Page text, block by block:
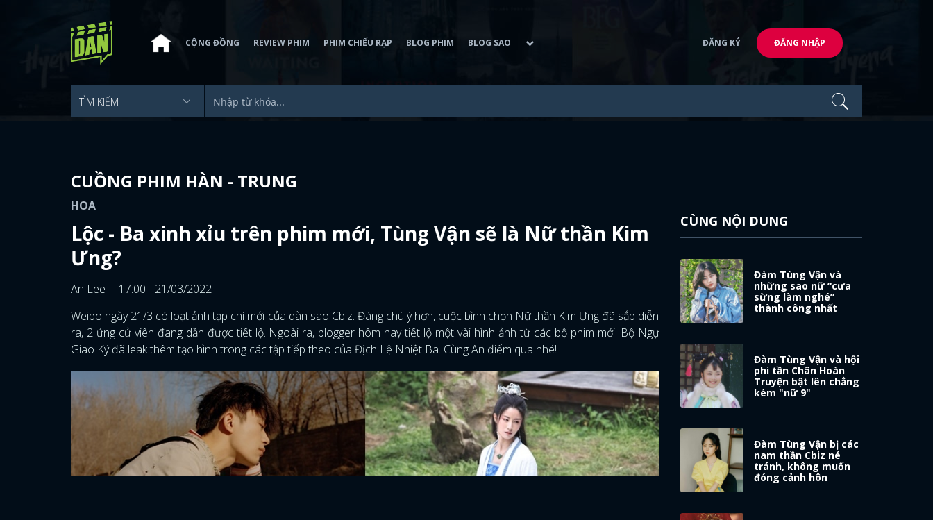
CỘNG ĐỒNG REVIEW PHIM PHIM CHIẾU RẠP BLOG PHIM BLOG SAO ĐĂNG KÝ ĐĂNG NHẬP
CUỒNG PHIM HÀN - TRUNG
HOA
Lộc - Ba xinh xỉu trên phim mới, Tùng Vận sẽ là Nữ thần Kim
Ưng?
An Lee
17:00 - 21/03/2022
Weibo ngày 21/3 có loạt ảnh tạp chí mới của dàn sao Cbiz. Đáng chú ý hơn, cuộc bình chọn Nữ thần Kim Ưng đã sắp diễn
ra, 2 ứng cử viên đang dần được tiết lộ. Ngoài ra, blogger hôm nay tiết lộ một vài hình ảnh từ các bộ phim mới. Bộ Ngự
Giao Ký đã leak thêm tạo hình trong các tập tiếp theo của Địch Lệ Nhiệt Ba. Cùng An điểm qua nhé!
CÙNG NỘI DUNG
Đàm Tùng Vận và
những sao nữ “cưa
sừng làm nghé”
thành công nhất
Đàm Tùng Vận và hội
phi tần Chân Hoàn
Truyện bật lên chẳng
kém "nữ 9"
Đàm Tùng Vận bị các
nam thần Cbiz né
tránh, không muốn
đóng cảnh hôn